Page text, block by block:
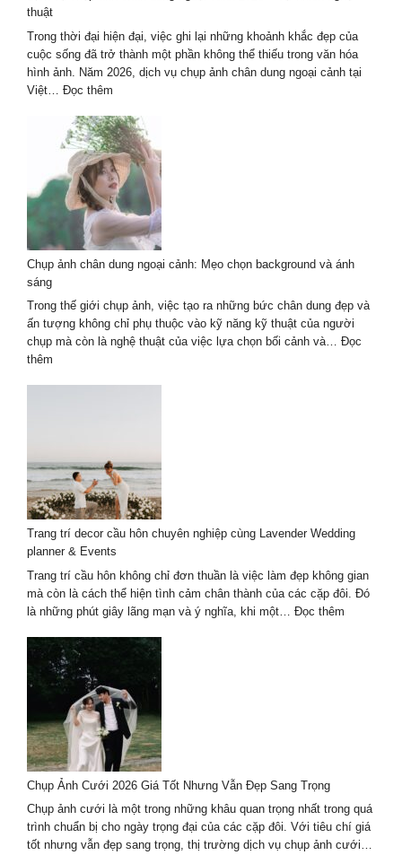
đẹp
&
uy
thuật
Trong thời đại hiện đại, việc ghi lại những khoảnh khắc đẹp của
cuộc sống đã trở thành một phần không thể thiếu trong văn hóa
hình ảnh. Năm 2026, dịch vụ chụp ảnh chân dung ngoại cảnh tại
Việt… Đọc thêm
vụ
chụp
ảnh
chân
dung
ngoại
cảnh
2026
–
nhiên
nghệ
thuật
Chụp ảnh chân dung ngoại cảnh: Mẹo chọn background và ánh
sáng
Trong thế giới chụp ảnh, việc tạo ra những bức chân dung đẹp và
ấn tượng không chỉ phụ thuộc vào kỹ năng kỹ thuật của người
chụp mà còn là nghệ thuật của việc lựa chọn bối cảnh và… Đọc
thêm
cảnh:
Mẹo
chọn
background
và
ánh
sáng
Trang trí decor cầu hôn chuyên nghiệp cùng Lavender Wedding
planner & Events
Trang trí cầu hôn không chỉ đơn thuần là việc làm đẹp không gian
mà còn là cách thể hiện tình cảm chân thành của các cặp đôi. Đó
là những phút giây lãng mạn và ý nghĩa, khi một… Đọc thêm
planner
&
Events
Chụp Ảnh Cưới 2026 Giá Tốt Nhưng Vẫn Đẹp Sang Trọng
Chụp ảnh cưới là một trong những khâu quan trọng nhất trong quá
trình chuẩn bị cho ngày trọng đại của các cặp đôi. Với tiêu chí giá
tốt nhưng vẫn đẹp sang trọng, thị trường dịch vụ chụp ảnh cưới…